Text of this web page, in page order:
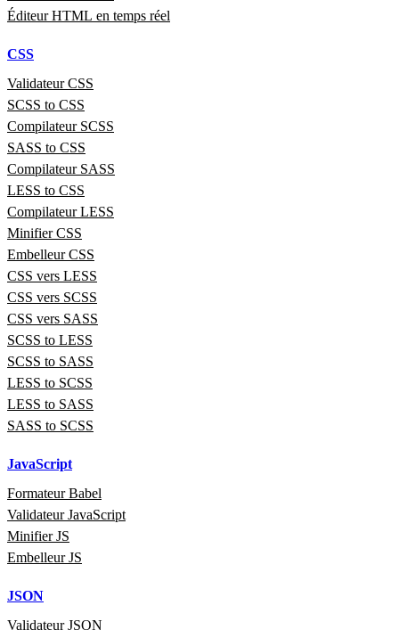
Éditeur HTML en temps réel
CSS
Validateur CSS
SCSS to CSS
Compilateur SCSS
SASS to CSS
Compilateur SASS
LESS to CSS
Compilateur LESS
Minifier CSS
Embelleur CSS
CSS vers LESS
CSS vers SCSS
CSS vers SASS
SCSS to LESS
SCSS to SASS
LESS to SCSS
LESS to SASS
SASS to SCSS
JavaScript
Formateur Babel
Validateur JavaScript
Minifier JS
Embelleur JS
JSON
Validateur JSON